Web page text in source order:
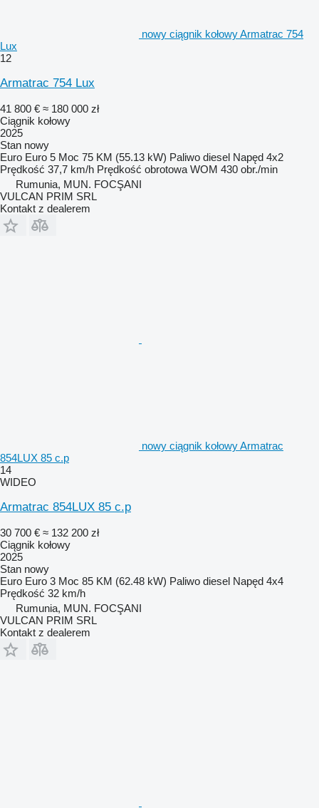
nowy ciągnik kołowy Armatrac 754
Lux
12
Armatrac 754 Lux
41 800 € ≈ 180 000 zł
Ciągnik kołowy
2025
Stan nowy
Euro Euro 5 Moc 75 KM (55.13 kW) Paliwo diesel Napęd 4x2
Prędkość 37,7 km/h Prędkość obrotowa WOM 430 obr./min
Rumunia, MUN. FOCŞANI
VULCAN PRIM SRL
Kontakt z dealerem
nowy ciągnik kołowy Armatrac
854LUX 85 c.p
14
WIDEO
Armatrac 854LUX 85 c.p
30 700 € ≈ 132 200 zł
Ciągnik kołowy
2025
Stan nowy
Euro Euro 3 Moc 85 KM (62.48 kW) Paliwo diesel Napęd 4x4
Prędkość 32 km/h
Rumunia, MUN. FOCŞANI
VULCAN PRIM SRL
Kontakt z dealerem